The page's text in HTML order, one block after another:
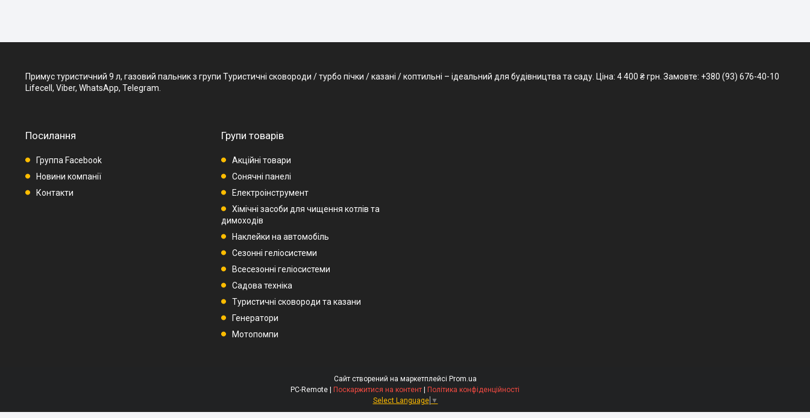
Примус туристичний 9 л, газовий пальник з групи Туристичні сковороди / турбо пічки / казані / коптильні – ідеальний для будівництва та саду. Ціна: 4 400 ₴ грн. Замовте: +380 (93) 676-40-10
Lifecell, Viber, WhatsApp, Telegram.
Посилання
Группа Facebook
Новини компанії
Контакти
Групи товарів
Акційні товари
Сонячні панелі
Електроінструмент
Хімічні засоби для чищення котлів та
димоходів
Наклейки на автомобіль
Сезонні геліосистеми
Всесезонні геліосистеми
Садова техніка
Туристичні сковороди та казани
Генератори
Мотопомпи
Сайт створений на маркетплейсі Prom.ua
PC-Remote | Поскаржитися на контент | Політика конфіденційності
Select Language ▼